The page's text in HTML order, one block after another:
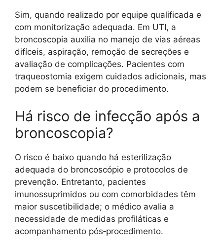
Sim, quando realizado por equipe qualificada e
com monitorização adequada. Em UTI, a
broncoscopia auxilia no manejo de vias aéreas
difíceis, aspiração, remoção de secreções e
avaliação de complicações. Pacientes com
traqueostomia exigem cuidados adicionais, mas
podem se beneficiar do procedimento.
Há risco de infecção após a
broncoscopia?
O risco é baixo quando há esterilização
adequada do broncoscópio e protocolos de
prevenção. Entretanto, pacientes
imunossuprimidos ou com comorbidades têm
maior suscetibilidade; o médico avalia a
necessidade de medidas profiláticas e
acompanhamento pós‑procedimento.